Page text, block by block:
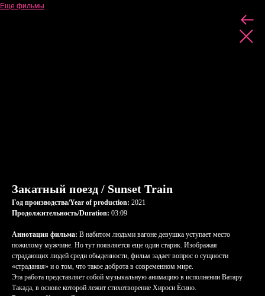
Еще фильмы
Закатный поезд / Sunset Train
Год производства/Year of production: 2021
Продолжительность/Duration: 03:09
Аннотация фильма: В набитом людьми вагоне девушка уступает место
пожилому мужчине. Но тут появляется еще один старик. Изображая
страдающих людей среди обыденности, фильм задает вопрос о сущности
«страдания» и о том, что такое доброта в современном мире.
Эта работа представляет собой музыкальную анимацию в исполнении Ватару
Такада, в основе которой лежит стихотворение Хироси Ёсино.